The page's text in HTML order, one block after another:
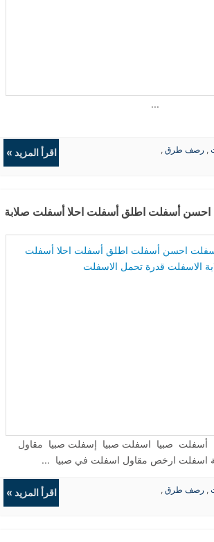
...
, رصف طرق ,
اقرأ المزيد »
احسن أسفلت اطلق أسفلت احلا أسفلت صلابة
أسفلت صبيا اسفلت صبيا إسفلت صبيا مقاول
ارخص مقاول اسفلت في صبيا ...
, رصف طرق ,
اقرأ المزيد »